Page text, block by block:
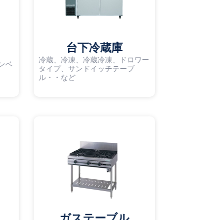
ベ
台下冷蔵庫
冷蔵、冷凍、冷蔵冷凍、ドロワー
タイプ、サンドイッチテーブ
ル・・など